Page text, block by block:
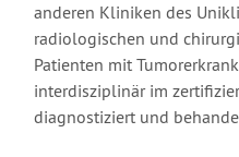
anderen Kliniken des
radiologischen und
Patienten mit
interdisziplinär im
diagnostiziert und